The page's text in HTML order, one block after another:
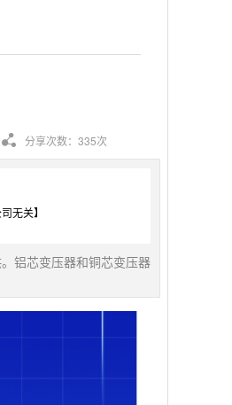
分享次数：335次
无关】
铝芯变压器和铜芯变压器